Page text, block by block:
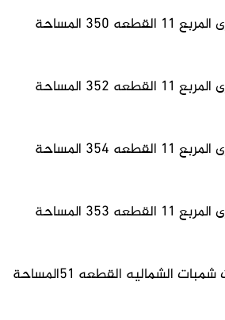
الخرطوم بحرى كـافورى المربع 11 القطعه 350 المساحة
الخرطوم بحرى كـافورى المربع 11 القطعه 352 المساحة
الخرطوم بحرى كـافورى المربع 11 القطعه 354 المساحة
الخرطوم بحرى كـافورى المربع 11 القطعه 353 المساحة
الخرطوم بحرى شمبات شمبات الشماليه القطعه 51المساحة